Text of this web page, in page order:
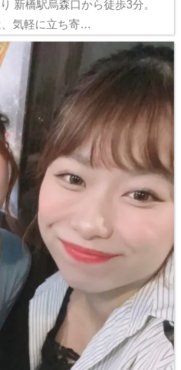
新橋駅烏森口から徒歩3分。
、気軽に立ち寄…